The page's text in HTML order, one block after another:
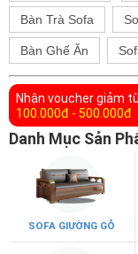
Bàn Trà Sofa
Bàn Ghế Ăn
Nhận voucher giảm
100.000đ - 500.000đ
Danh Mục Sản
SOFA GIƯỜNG GỖ